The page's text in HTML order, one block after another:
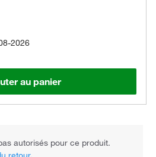
2026
au panier
autorisés pour ce produit.